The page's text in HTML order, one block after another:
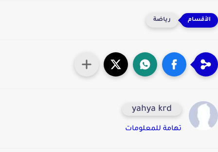
رياضة
yahya krd
تهامة للمعلومات